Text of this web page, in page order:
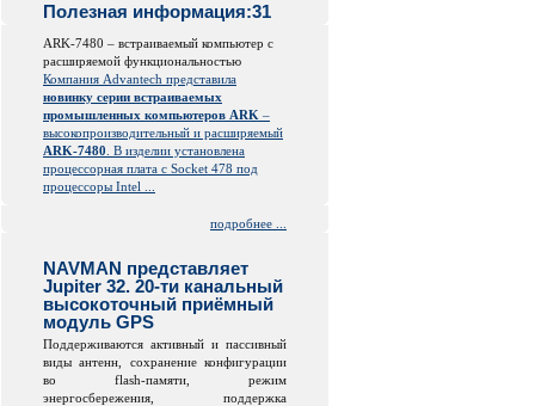
Полезная информация:31
ARK-7480 – встраиваемый компьютер с
расширяемой функциональностью
Компания Advantech представила
новинку серии встраиваемых
промышленных компьютеров ARK –
высокопроизводительный и расширяемый
ARK-7480 . В изделии установлена
процессорная плата с Socket 478 под
процессоры Intel ...
подробнее ...
NAVMAN представляет
Jupiter 32. 20-ти канальный
высокоточный приёмный
модуль GPS
Поддерживаются активный и пассивный
виды антенн, сохранение конфигурации
во flash-памяти, режим
энергосбережения, поддержка